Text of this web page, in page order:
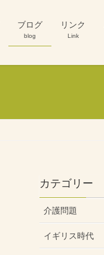
ブログ
blog
リンク
Link
カテゴリー
介護問題
イギリス時代